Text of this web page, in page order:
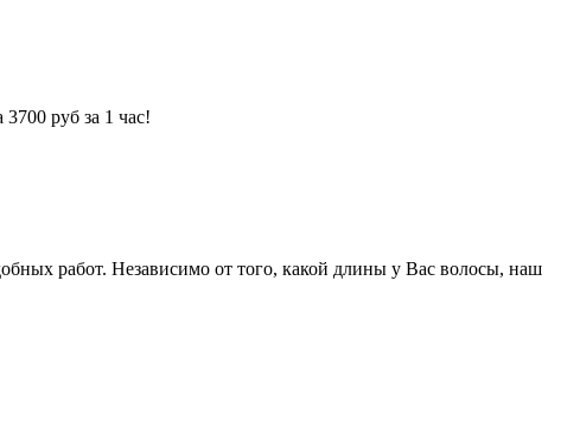
руб за 1 час!
работ. Независимо от того, какой длины у Вас волосы, наш